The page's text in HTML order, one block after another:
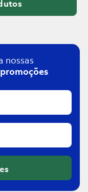
nossas